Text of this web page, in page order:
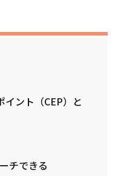
イント（CEP）と
チできる